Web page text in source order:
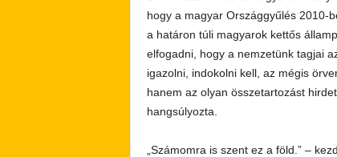
hogy a magyar Országgyűlés 2010-
a határon túli magyarok kettős
elfogadni, hogy a nemzetünk tagjai
igazolni, indokolni kell, az mégis
hanem az olyan összetartozást
hangsúlyozta.
„Számomra is szent ez a föld.” –